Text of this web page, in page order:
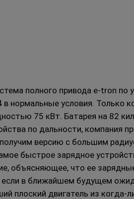
полного привода e-tron
нормальные условия. Только
75 кВт. Батарея на 82
по дальности,
версию с большим
быстрое зарядное
объясняющее, что ее
если в ближайшем будущем
плоский двигатель из когда-